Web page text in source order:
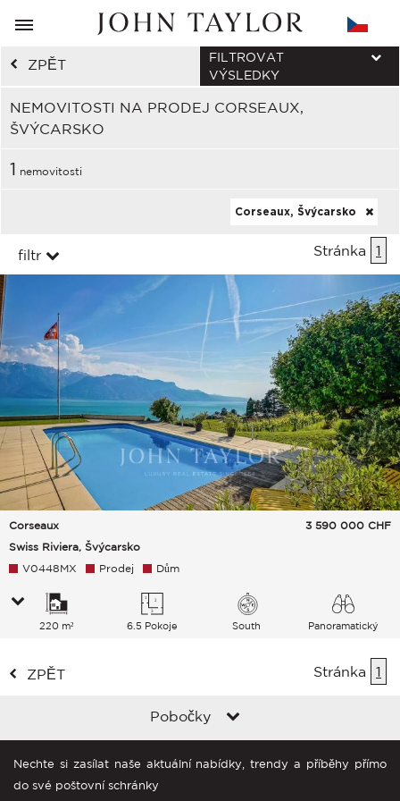
ZPĚT
NEMOVITOSTI NA PRODEJ CORSEAUX,
ŠVÝCARSKO
FILTROVAT
VÝSLEDKY
1 nemovitosti
Corseaux, Švýcarsko
filtr Stránka 1
Corseaux
Swiss Riviera, Švýcarsko
3 590 000 CHF
V0448MX Prodej Dům
220 m² 6.5 Pokoje South
Panoramatický
ZPĚT Stránka 1
Pobočky
Nechte si zasílat naše aktuální nabídky, trendy a příběhy přímo
do své poštovní schránky